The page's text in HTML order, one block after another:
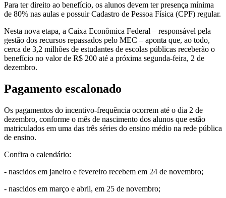
Para ter direito ao benefício, os alunos devem ter presença mínima
de 80% nas aulas e possuir Cadastro de Pessoa Física (CPF) regular.
Nesta nova etapa, a Caixa Econômica Federal – responsável pela
gestão dos recursos repassados pelo MEC – aponta que, ao todo,
cerca de 3,2 milhões de estudantes de escolas públicas receberão o
benefício no valor de R$ 200 até a próxima segunda-feira, 2 de
dezembro.
Pagamento escalonado
Os pagamentos do incentivo-frequência ocorrem até o dia 2 de
dezembro, conforme o mês de nascimento dos alunos que estão
matriculados em uma das três séries do ensino médio na rede pública
de ensino.
Confira o calendário:
- nascidos em janeiro e fevereiro recebem em 24 de novembro;
- nascidos em março e abril, em 25 de novembro;